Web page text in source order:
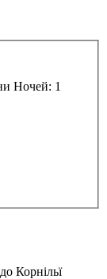
Ночей: 1
Корнільї